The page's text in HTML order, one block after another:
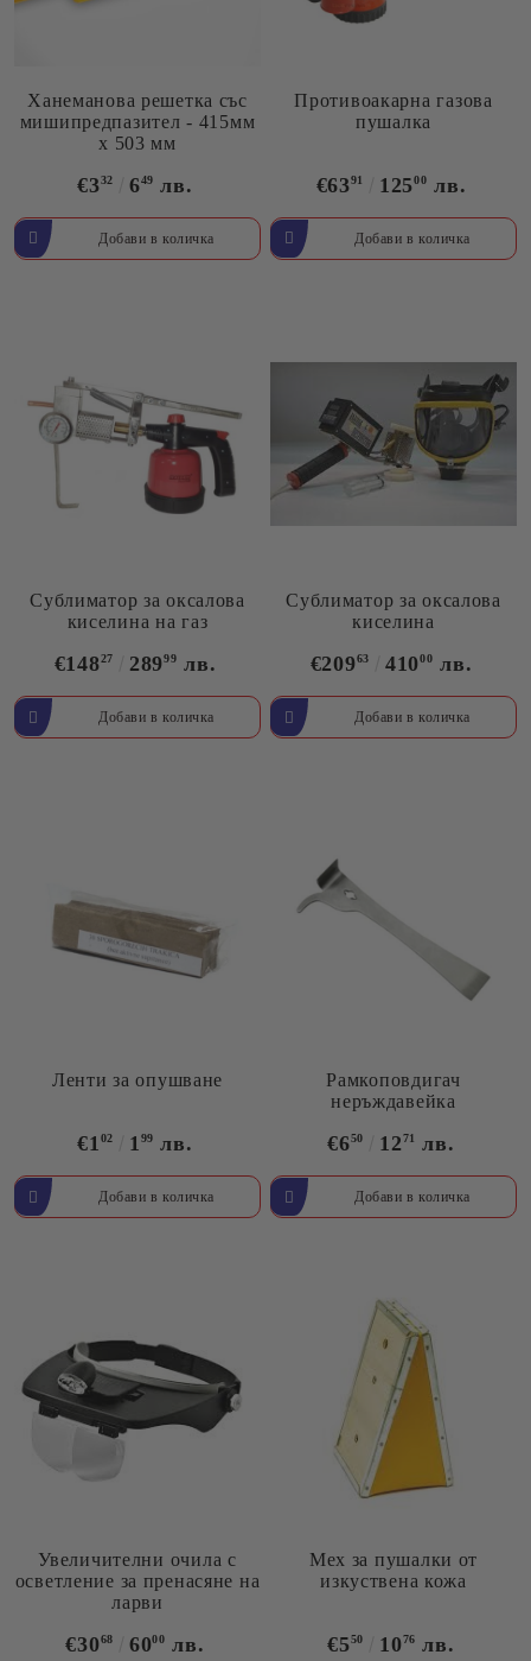
Ханеманова решетка със
мишипредпазител - 415мм
х 503 мм
€332 649 лв.
Противоакарна газова
пушалка
€6391 12500 лв.
Сублиматор за оксалова
киселина на газ
€14827 28999 лв.
Сублиматор за оксалова
киселина
€20963 41000 лв.
Ленти за опушване
€102 199 лв.
Рамкоповдигач
неръждавейка
€650 1271 лв.
Увeличителни очила с
осветление за пренасяне на
ларви
€3068 6000 лв.
Мех за пушалки от
изкуствена кожа
€550 1076 лв.